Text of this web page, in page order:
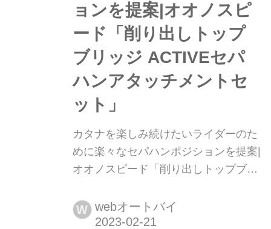
ョンを提案|オオノスピ
ード「削り出しトップ
ブリッジ ACTIVEセパ
ハンアタッチメントセ
ット」
カタナを楽しみ続けたいライダーのた
めに楽々なセパハンポジションを提案|
オオノスピード「削り出しトップブリ
セット」 月刊『ヘリテイジ&レジェン
ズ』が各社の注目の新製品を紹介しま
W webオートバイ